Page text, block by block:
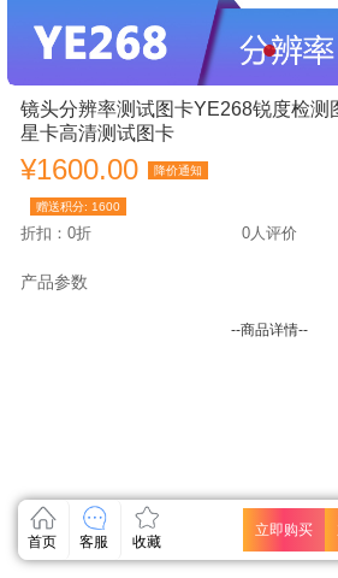
镜头分辨率测试图卡YE268锐度检测
星卡高清测试图卡
¥1600.00 降价通知
赠送积分: 1600
折扣：0折 0人评价
产品参数
--商品详情--
关闭
关闭
关闭
关闭
关闭
关闭
首页 客服 收藏
立即购买